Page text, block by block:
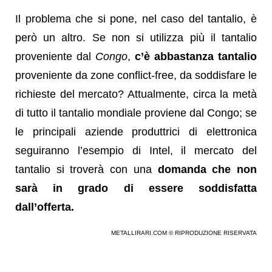
Il problema che si pone, nel caso del tantalio, è
però un altro. Se non si utilizza più il tantalio
proveniente dal Congo, c’è abbastanza tantalio
proveniente da zone conflict-free, da soddisfare le
richieste del mercato? Attualmente, circa la metà
di tutto il tantalio mondiale proviene dal Congo; se
le principali aziende produttrici di elettronica
seguiranno l’esempio di Intel, il mercato del
tantalio si troverà con una domanda che non
sarà in grado di essere soddisfatta
dall’offerta.
METALLIRARI.COM © RIPRODUZIONE RISERVATA